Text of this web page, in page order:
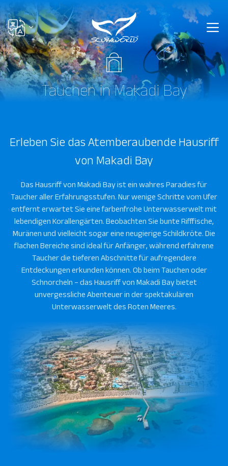
Tauchen in Makadi Bay
Erleben Sie das Atemberaubende Hausriff
von Makadi Bay
Das Hausriff von Makadi Bay ist ein wahres Paradies für
Taucher aller Erfahrungsstufen. Nur wenige Schritte vom Ufer
entfernt erwartet Sie eine farbenfrohe Unterwasserwelt mit
lebendigen Korallengärten. Beobachten Sie bunte Rifffische,
Muränen und vielleicht sogar eine neugierige Schildkröte. Die
flachen Bereiche sind ideal für Anfänger, während erfahrene
Taucher die tieferen Abschnitte für aufregendere
Entdeckungen erkunden können. Ob beim Tauchen oder
Schnorcheln – das Hausriff von Makadi Bay bietet
unvergessliche Abenteuer in der spektakulären
Unterwasserwelt des Roten Meeres.